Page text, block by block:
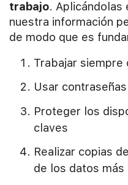
trabajo. Aplicándolas
nuestra información
de modo que es
Trabajar siempre
Usar
Proteger los
claves
Realizar copias
de los datos